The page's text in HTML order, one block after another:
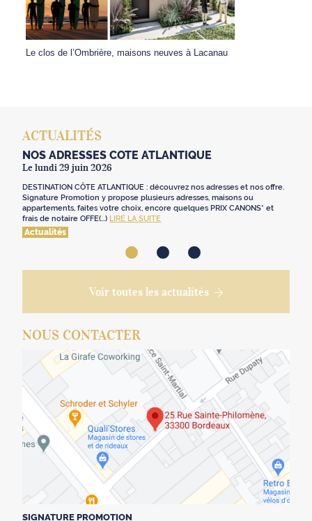
Le clos de l’Ombrière, maisons neuves à Lacanau
ACTUALITÉS
NOS ADRESSES CÔTE ATLANTIQUE
Le lundi 29 juin 2026
DESTINATION CÔTE ATLANTIQUE : découvrez nos adresses et nos offre.
Signature Promotion y propose plusieurs adresses, maisons ou
appartements, faites votre choix, encore quelques PRIX CANONS* et
frais de notaire OFFE(...) LIRE LA SUITE
Actualités
Voir toutes les actualités
NOUS CONTACTER
SIGNATURE PROMOTION